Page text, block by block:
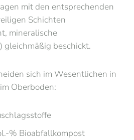
mit den entsprechenden
Schichten
mineralische
gleichmäßig beschickt.
sich im Wesentlichen in
Oberboden:
% Bioabfallkompost